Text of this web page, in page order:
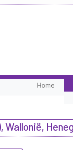
Home
Wallonië,